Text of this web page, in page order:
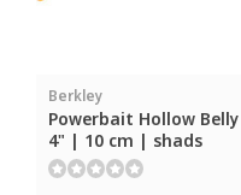
Berkley
Powerbait Hollow Belly
4" | 10 cm | shads